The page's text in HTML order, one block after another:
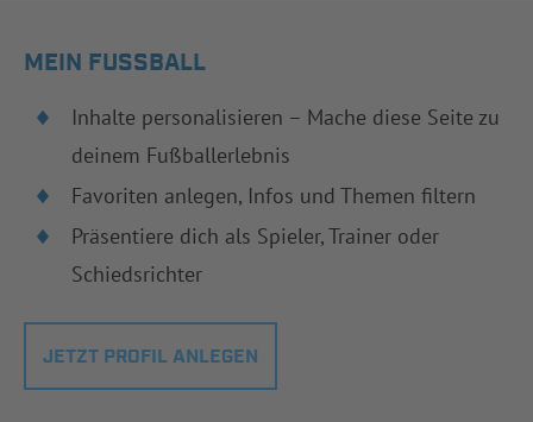
MEIN FUSSBALL
Inhalte personalisieren – Mache diese Seite zu
deinem Fußballerlebnis
Favoriten anlegen, Infos und Themen filtern
Präsentiere dich als Spieler, Trainer oder
Schiedsrichter
JETZT PROFIL ANLEGEN